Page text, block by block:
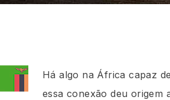
Há algo na África capaz
essa conexão deu origem